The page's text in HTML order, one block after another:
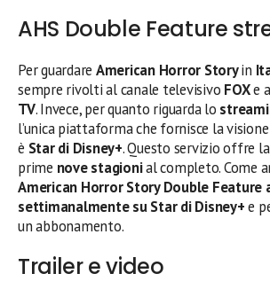
AHS Double Feature
Per guardare American Horror Storyin
sempre rivolti al canale televisivo FOXe
TV. Invece, per quanto riguarda lo
l’unica piattaforma che fornisce la
è Star di Disney+. Questo servizio offre
prime nove stagionial completo. Come
American Horror Story Double Feature
settimanalmente su Star di Disney+e
un abbonamento.
Trailer e video